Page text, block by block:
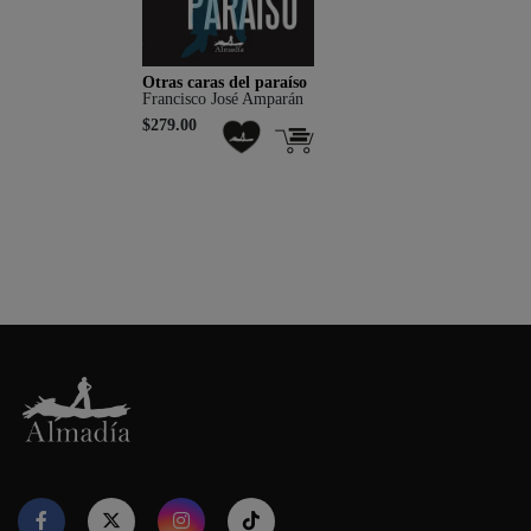
Otras caras del paraíso
Francisco José Amparán
$279.00
Nuestro sitio web utiliza cookies para proporcionar su